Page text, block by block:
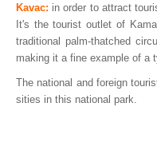
Kavac: in order to attract
It's the tourist outlet of
traditional palm-thatched
making it a fine example of a
The national and foreign
sities in this national park.